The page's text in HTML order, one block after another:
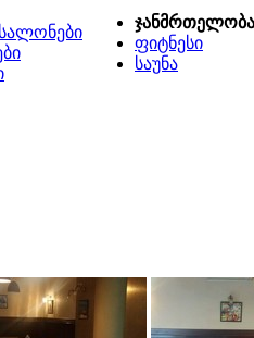
ჯანმრთელობა
ფიტნესი
საუნა